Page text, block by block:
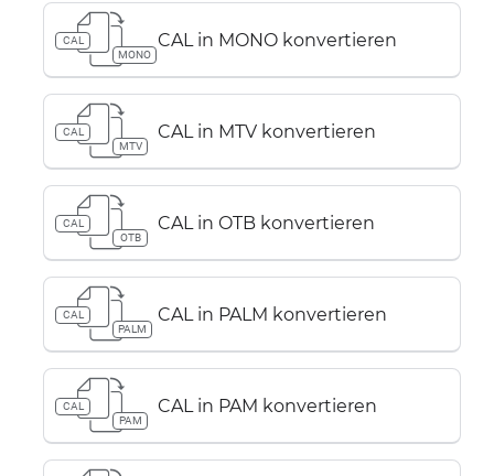
CAL
MONO
CAL in MONO konvertieren
CAL
MTV
CAL in MTV konvertieren
CAL
OTB
CAL in OTB konvertieren
CAL
PALM
CAL in PALM konvertieren
CAL
PAM
CAL in PAM konvertieren